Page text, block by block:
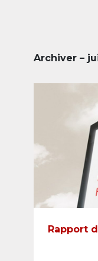
Archiver –
Rapport